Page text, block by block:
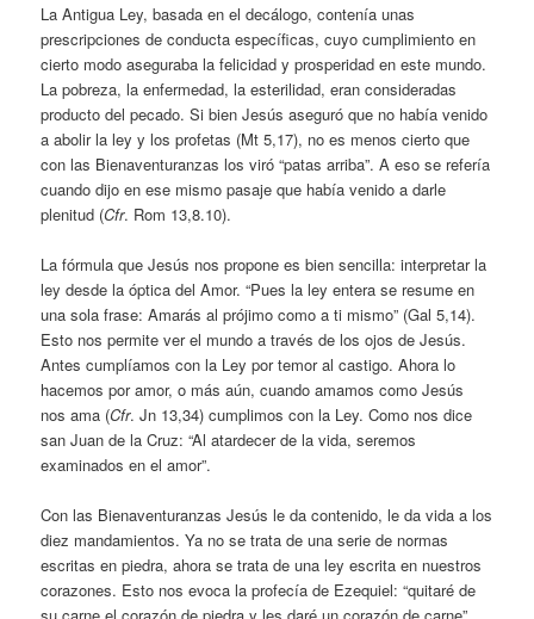
La Antigua Ley, basada en el decálogo, contenía unas
prescripciones de conducta específicas, cuyo cumplimiento en
cierto modo aseguraba la felicidad y prosperidad en este mundo.
La pobreza, la enfermedad, la esterilidad, eran consideradas
producto del pecado. Si bien Jesús aseguró que no había venido
a abolir la ley y los profetas (Mt 5,17), no es menos cierto que
con las Bienaventuranzas los viró “patas arriba”. A eso se refería
cuando dijo en ese mismo pasaje que había venido a darle
plenitud (Cfr. Rom 13,8.10).
La fórmula que Jesús nos propone es bien sencilla: interpretar la
ley desde la óptica del Amor. “Pues la ley entera se resume en
una sola frase: Amarás al prójimo como a ti mismo” (Gal 5,14).
Esto nos permite ver el mundo a través de los ojos de Jesús.
Antes cumplíamos con la Ley por temor al castigo. Ahora lo
hacemos por amor, o más aún, cuando amamos como Jesús
nos ama (Cfr. Jn 13,34) cumplimos con la Ley. Como nos dice
san Juan de la Cruz: “Al atardecer de la vida, seremos
examinados en el amor”.
Con las Bienaventuranzas Jesús le da contenido, le da vida a los
diez mandamientos. Ya no se trata de una serie de normas
escritas en piedra, ahora se trata de una ley escrita en nuestros
corazones. Esto nos evoca la profecía de Ezequiel: “quitaré de